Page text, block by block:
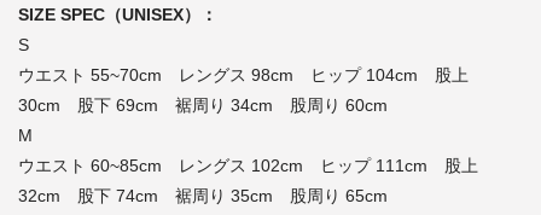
SIZE SPEC（UNISEX）：
S
ウエスト 55~70cm レングス 98cm ヒップ 104cm 股上
30cm 股下 69cm 裾周り 34cm 股周り 60cm
M
ウエスト 60~85cm レングス 102cm ヒップ 111cm 股上
32cm 股下 74cm 裾周り 35cm 股周り 65cm